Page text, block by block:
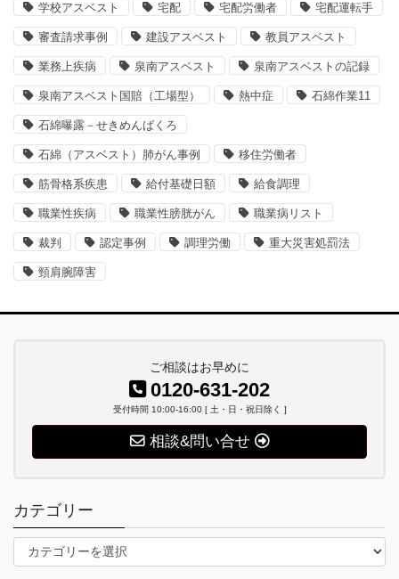
学校アスベスト 宅配 宅配労働者 宅配運転手
審査請求事例 建設アスベスト 教員アスベスト
業務上疾病 泉南アスベスト 泉南アスベストの記録
泉南アスベスト国賠（工場型） 熱中症 石綿作業11
石綿曝露－せきめんばくろ
石綿（アスベスト）肺がん事例 移住労働者
筋骨格系疾患 給付基礎日額 給食調理
職業性疾病 職業性膀胱がん 職業病リスト
裁判 認定事例 調理労働 重大災害処罰法
頸肩腕障害
ご相談はお早めに
0120-631-202
受付時間 10:00-16:00 [ 土・日・祝日除く ]
相談&問い合せ
カテゴリー
テ